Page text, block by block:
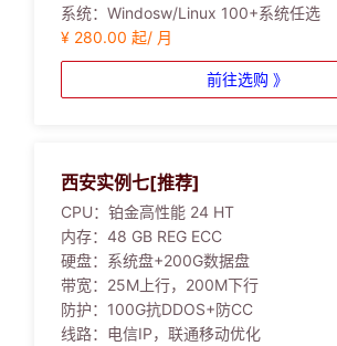
系统： Windosw/Linux 100+系统任选
¥ 280.00 起/ 月
前往选购 》
西安实例七[推荐]
CPU： 铂金高性能 24 HT
内存： 48 GB REG ECC
硬盘： 系统盘+200G数据盘
带宽： 25M上行，200M下行
防护： 100G抗DDOS+防CC
线路： 电信IP，联通移动优化